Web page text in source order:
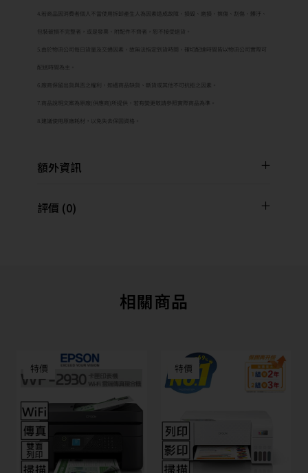
4.若商品因消費者個人不當使用拆卸產生人為因素造成故障、損毀、磨損、擦傷、刮傷、髒汙、
包裝破損不完整者，或是發票、附配件不齊者，恕不接受退貨。
5.由於物流公司每日貨量及交通因素，故無法指定到貨時間，確切配達時間皆以物流公司實際可
配送時間為主。
6.廠商保留出貨與否之權利，如遇商品缺貨、斷貨或其他不可抗拒之因素。
7.商品說明文案為原廠(供應商)所提供，若有變更敬請參照實際商品為準。
8.建議使用原廠耗材，以免失去保固資格。
額外資訊
評價 (0)
相關商品
特價 特價